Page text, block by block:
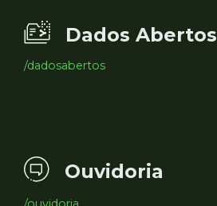
Dados Abertos
/dadosabertos
Ouvidoria